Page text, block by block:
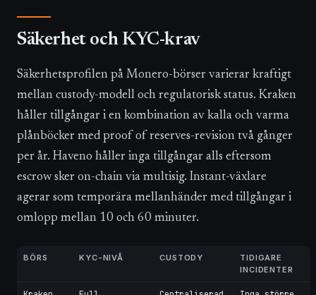
Säkerhet och KYC-krav
Säkerhetsprofilen på Monero-börser varierar kraftigt
mellan custody-modell och regulatorisk status. Kraken
håller tillgångar i en kombination av kalla och varma
plånböcker med proof of reserves-revision två gånger
per år. Haveno håller inga tillgångar alls eftersom
escrow sker on-chain via multisig. Instant-växlare
agerar som temporära mellanhänder med tillgångar i
omlopp mellan 10 och 60 minuter.
BÖRS KYC-NIVÅ CUSTODY
TIDIGARE
INCIDENTER